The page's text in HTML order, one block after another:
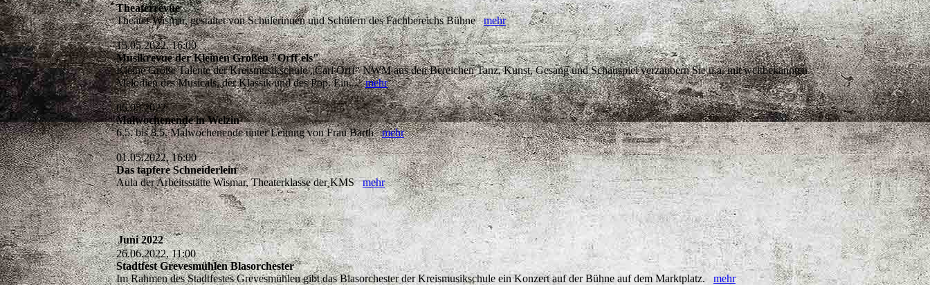
Theaterrevue
Theater Wismar, gestaltet von Schülerinnen und Schülern des Fachbereichs Bühnemehr
15.05.2022, 16:00
Musikrevue der Kleinen Großen "Orff´els"
Kleine Große Talente der Kreismusikschule „Carl Orff“ NWM aus den Bereichen Tanz, Kunst, Gesang und Schauspiel verzaubern Sie u.a. mit weltbekannten
Melodien des Musicals, der Klassik und des Pop. Ein...mehr
06.05.2022
Malwochenende in Welzin
6.5. bis 8.5. Malwochenende unter Leitung von Frau Barthmehr
01.05.2022, 16:00
Das tapfere Schneiderlein
Aula der Arbeitsstätte Wismar, Theaterklasse der KMSmehr
Juni 2022
26.06.2022, 11:00
Stadtfest Grevesmühlen Blasorchester
Im Rahmen des Stadtfestes Grevesmühlen gibt das Blasorchester der Kreismusikschule ein Konzert auf der Bühne auf dem Marktplatz. mehr